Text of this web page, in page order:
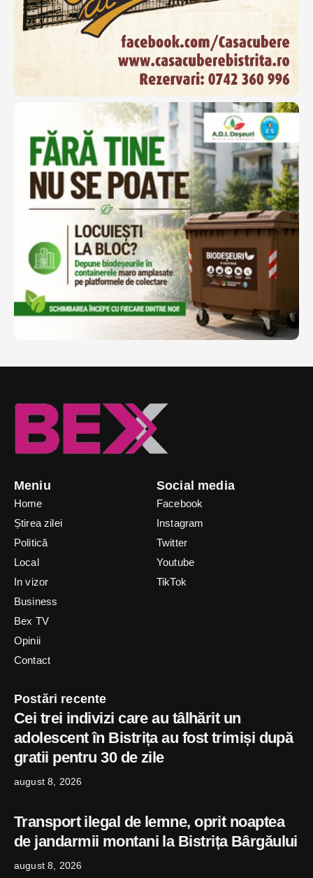
Meniu
Home
Știrea zilei
Politică
Local
In vizor
Business
Bex TV
Opinii
Contact
Social media
Facebook
Instagram
Twitter
Youtube
TikTok
Postări recente
Cei trei indivizi care au tâlhărit un
adolescent în Bistrița au fost trimiși după
gratii pentru 30 de zile
august 8, 2026
Transport ilegal de lemne, oprit noaptea
de jandarmii montani la Bistrița Bârgăului
august 8, 2026